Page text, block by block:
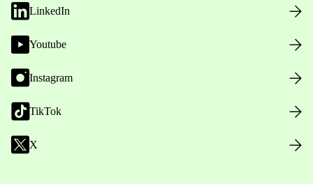
LinkedIn
Youtube
Instagram
TikTok
X